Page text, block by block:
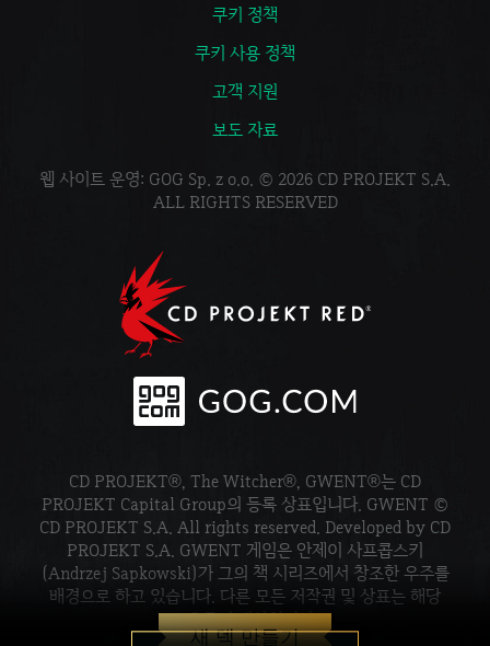
새 덱 만들기
쿠키 정책
쿠키 사용 정책
고객 지원
보도 자료
웹 사이트 운영: GOG Sp. z o.o. © 2026 CD PROJEKT S.A.
ALL RIGHTS RESERVED
CD PROJEKT®, The Witcher®, GWENT®는 CD
PROJEKT Capital Group의 등록 상표입니다. GWENT ©
CD PROJEKT S.A. All rights reserved. Developed by CD
PROJEKT S.A. GWENT 게임은 안제이 사프콥스키
(Andrzej Sapkowski)가 그의 책 시리즈에서 창조한 우주를
배경으로 하고 있습니다. 다른 모든 저작권 및 상표는 해당
소유주의 재산입니다.